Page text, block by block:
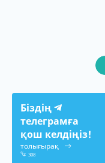
Біздің
телеграмға
қош келдіңіз!
толығырақ
308